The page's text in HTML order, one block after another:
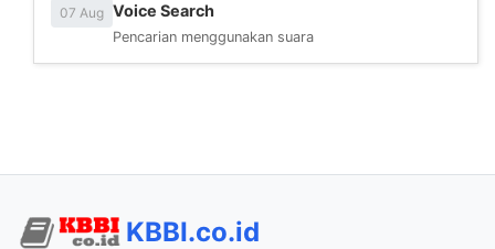
07 Aug Voice Search
Pencarian menggunakan suara
KBBI.co.id